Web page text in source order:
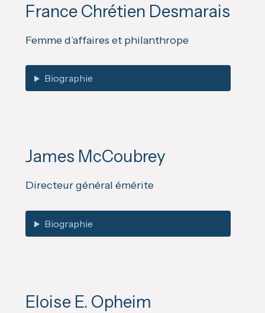
France Chrétien Desmarais
Femme d’affaires et philanthrope
Biographie
James McCoubrey
Directeur général émérite
Biographie
Eloise E. Opheim